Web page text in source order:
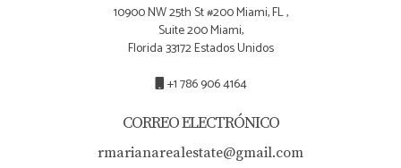
10900 NW 25th St #200 Miami, FL ,
Suite 200 Miami,
Florida 33172 Estados Unidos
+1 786 906 4164
CORREO ELECTRÓNICO
rmarianarealestate@gmail.com